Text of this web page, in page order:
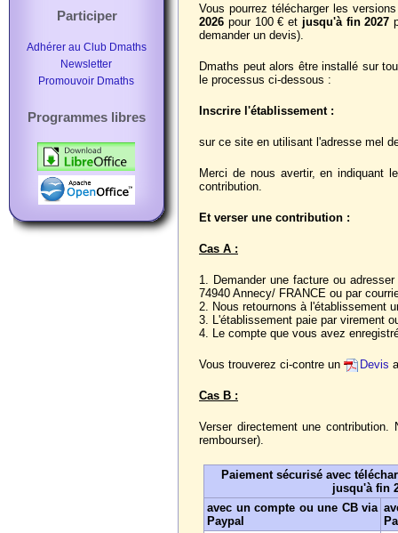
Participer
Adhérer au Club Dmaths
Newsletter
Promouvoir Dmaths
Programmes libres
Vous pourrez télécharger les
2026 pour 100 € et jusqu'à fin 2027
demander un devis).
Dmaths peut alors être installé sur
le processus ci-dessous :
Inscrire l'établissement :
sur ce site en utilisant l'adresse mel
Merci de nous avertir, en indiquant
contribution.
Et verser une contribution :
Cas A :
1. Demander une facture ou
74940 Annecy/ FRANCE ou par
2. Nous retournons à l'établissement
3. L'établissement paie par virement
4. Le compte que vous avez
Vous trouverez ci-contre un Devis
Cas B :
Verser directement une
rembourser).
Paiement sécurisé avec
jusqu'à fin
avec un compte ou une CB via
Paypal